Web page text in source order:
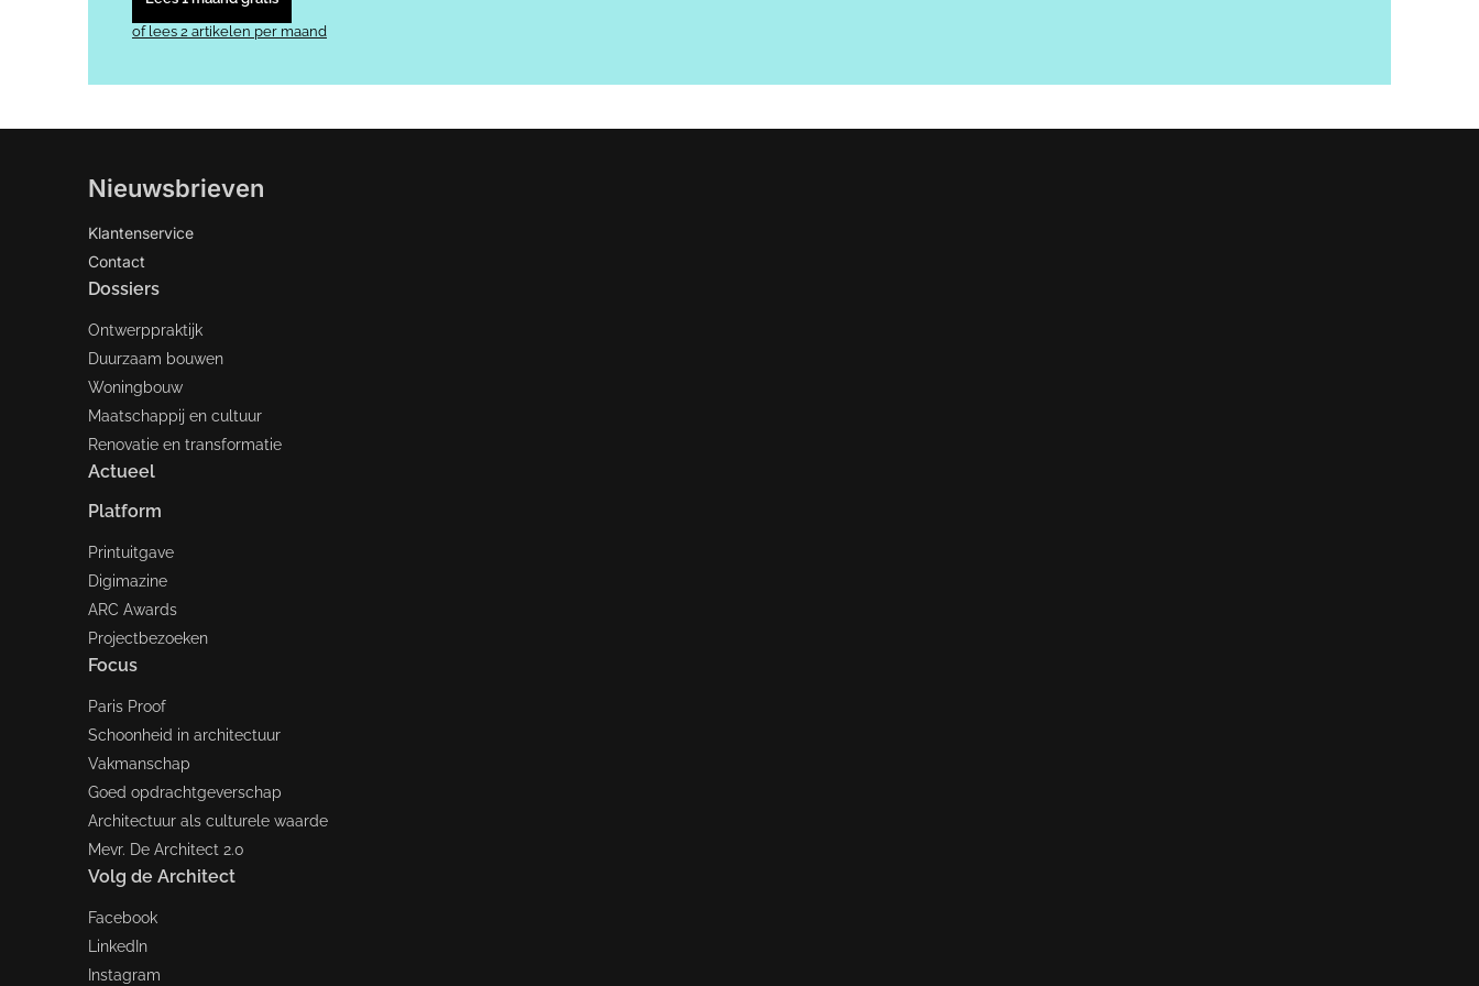
of lees 2 artikelen per maand
Nieuwsbrieven
Klantenservice
Contact
Dossiers
Ontwerppraktijk
Duurzaam bouwen
Woningbouw
Maatschappij en cultuur
Renovatie en transformatie
Actueel
Platform
Printuitgave
Digimazine
ARC Awards
Projectbezoeken
Focus
Paris Proof
Schoonheid in architectuur
Vakmanschap
Goed opdrachtgeverschap
Architectuur als culturele waarde
Mevr. De Architect 2.0
Volg de Architect
Facebook
LinkedIn
Instagram